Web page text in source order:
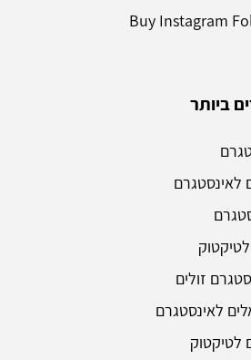
ביותר
לאינסטגרם
זולים
לאינסטגרם
לטיקטוק
Buy Instagram